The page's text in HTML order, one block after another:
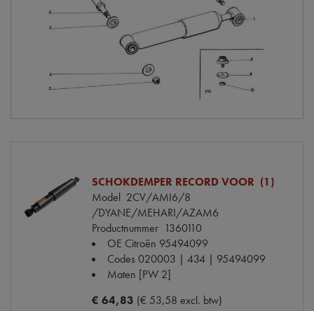
SCHOKDEMPER RECORD VOOR (1)
Model 2CV/AMI6/8
/DYANE/MEHARI/AZAM6
Productnummer 1360110
OE Citroën 95494099
Codes 020003 | 434 | 95494099
Maten [PW 2]
€ 64,83 (€ 53,58 excl. btw)